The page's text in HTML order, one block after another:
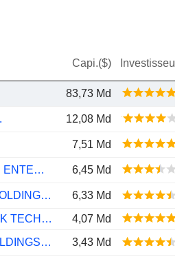
Capi.($) Investisseur
83,73 Md
12,08 Md
7,51 Md
37 INTERACTIVE ENTERTAINMENT NETWORK TECHNOLOGY GROUP CO., LTD. 6,45 Md
SQUARE ENIX HOLDINGS CO., LTD.
6,33 Md
G-BITS NETWORK TECHNOLOGY (XIAMEN) CO., LTD.
4,07 Md
KOEI TECMO HOLDINGS CO., LTD.
3,43 Md